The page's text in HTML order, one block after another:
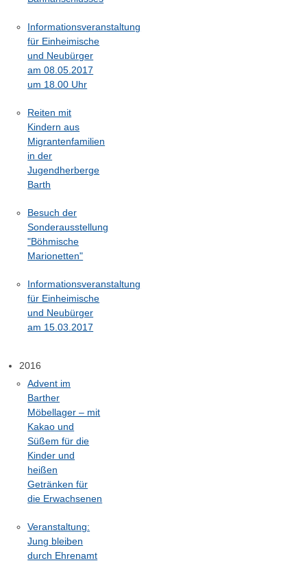
Informationsveranstaltung
für Einheimische
und Neubürger
am 08.05.2017
um 18.00 Uhr
Reiten mit
Kindern aus
Migrantenfamilien
in der
Jugendherberge
Barth
Besuch der
Sonderausstellung
"Böhmische
Marionetten"
Informationsveranstaltung
für Einheimische
und Neubürger
am 15.03.2017
2016
Advent im
Barther
Möbellager – mit
Kakao und
Süßem für die
Kinder und
heißen
Getränken für
die Erwachsenen
Veranstaltung:
Jung bleiben
durch Ehrenamt